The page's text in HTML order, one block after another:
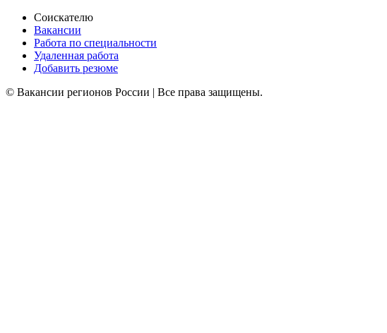
Соискателю
Вакансии
Работа по специальности
Удаленная работа
Добавить резюме
© Вакансии регионов России | Все права защищены.